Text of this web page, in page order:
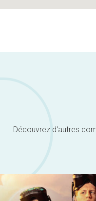
Découvrez d'autres